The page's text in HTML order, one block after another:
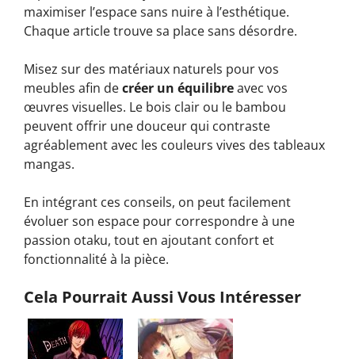
maximiser l’espace sans nuire à l’esthétique.
Chaque article trouve sa place sans désordre.
Misez sur des matériaux naturels pour vos
meubles afin decréer un équilibreavec vos
œuvres visuelles. Le bois clair ou le bambou
peuvent offrir une douceur qui contraste
agréablement avec les couleurs vives des tableaux
mangas.
En intégrant ces conseils, on peut facilement
évoluer son espace pour correspondre à une
passion otaku, tout en ajoutant confort et
fonctionnalité à la pièce.
Cela Pourrait Aussi Vous Intéresser